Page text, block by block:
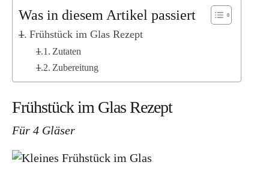
Südkorea
Lettland
Dänemark
Was in diesem Artikel passiert
Frühstück im Glas Rezept
Zutaten
Zubereitung
Frühstück im Glas Rezept
Für 4 Gläser